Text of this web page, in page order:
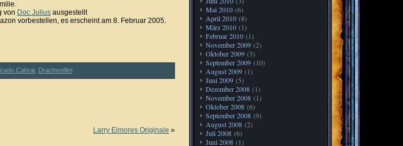
von Doc Julius ausgestellt
vorbestellen, es erscheint am 8. Februar 2005.
Cabral Drachenfilm
Larry Elmores Originale »
Mai 2010 (6)
April 2010 (8)
März 2010 (1)
Februar 2010 (1)
November 2009 (2)
Oktober 2009 (3)
September 2009 (10)
August 2009 (1)
Juni 2009 (5)
Dezember 2008 (1)
November 2008 (1)
Oktober 2008 (6)
September 2008 (9)
August 2008 (2)
Juli 2008 (6)
Juni 2008 (1)